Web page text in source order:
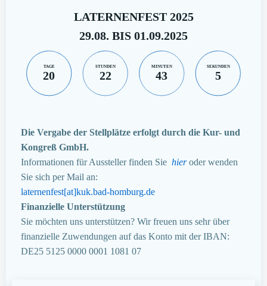
LATERNENFEST 2025
29.08. BIS 01.09.2025
TAGE
20
STUNDEN
22
MINUTEN
43
SEKUNDEN
4
Die Vergabe der Stellplätze erfolgt durch die Kur- und
Kongreß GmbH.
Informationen für Aussteller finden Sie hieroder wenden
Sie sich per Mail an:
laternenfest[at]kuk.bad-homburg.de
Finanzielle Unterstützung
Sie möchten uns unterstützen? Wir freuen uns sehr über
finanzielle Zuwendungen auf das Konto mit der IBAN:
DE25 5125 0000 0001 1081 07